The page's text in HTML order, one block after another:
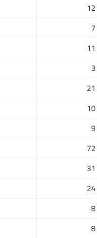
12
7
11
3
21
10
9
72
31
24
8
8